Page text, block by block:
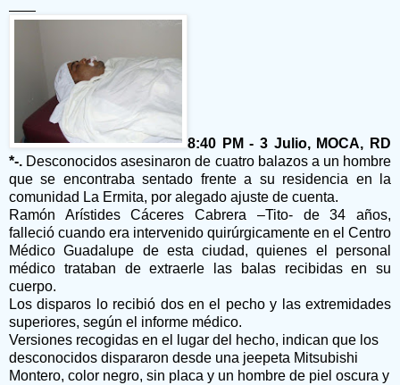
8:40 PM - 3 Julio, MOCA, RD
*-. Desconocidos asesinaron de cuatro balazos a un hombre
que se encontraba sentado frente a su residencia en la
comunidad La Ermita, por alegado ajuste de cuenta.
Ramón Arístides Cáceres Cabrera –Tito- de 34 años,
falleció cuando era intervenido quirúrgicamente en el Centro
Médico Guadalupe de esta ciudad, quienes el personal
médico trataban de extraerle las balas recibidas en su
cuerpo.
Los disparos lo recibió dos en el pecho y las extremidades
superiores, según el informe médico.
Versiones recogidas en el lugar del hecho, indican que los
desconocidos dispararon desde una jeepeta Mitsubishi
Montero, color negro, sin placa y un hombre de piel oscura y